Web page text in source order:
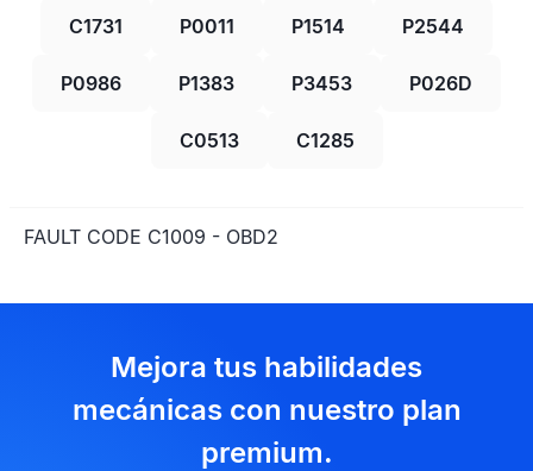
C1731 P0011 P1514 P2544
P0986 P1383 P3453 P026D
C0513 C1285
FAULT CODE C1009 - OBD2
Mejora tus habilidades
mecánicas con nuestro plan
premium.